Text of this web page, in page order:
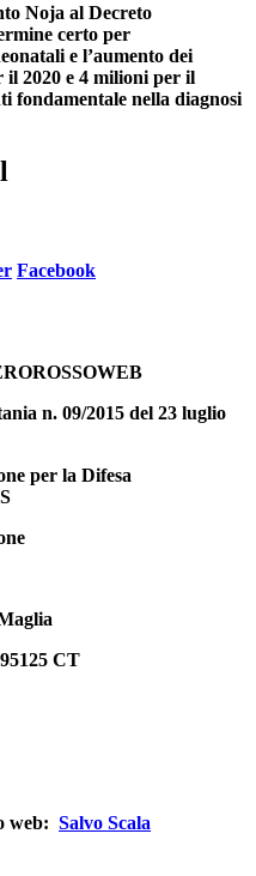
Noja al Decreto
certo per
e l’aumento dei
2020 e 4 milioni per il
fondamentale nella diagnosi
Facebook
n. 09/2015 del 23 luglio
per la Difesa
CT
web: Salvo Scala